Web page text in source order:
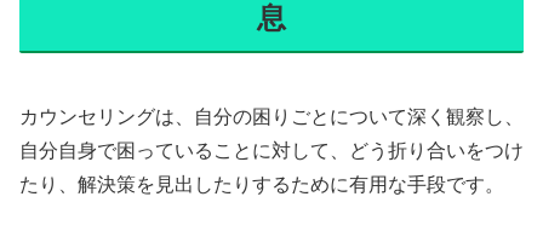
息
カウンセリングは、自分の困りごとについて深く観察し、
自分自身で困っていることに対して、どう折り合いをつけ
たり、解決策を見出したりするために有用な手段です。